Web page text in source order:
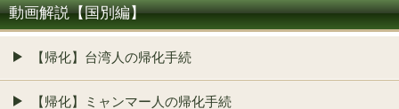
動画解説【国別編】
【帰化】台湾人の帰化手続
【帰化】ミャンマー人の帰化手続